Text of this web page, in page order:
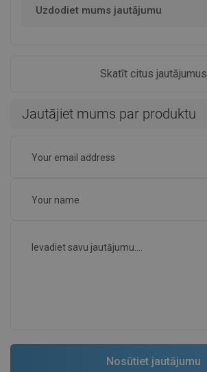
Uzdodiet mums jautājumu
Skatīt citus jautājumus
Jautājiet mums par produktu